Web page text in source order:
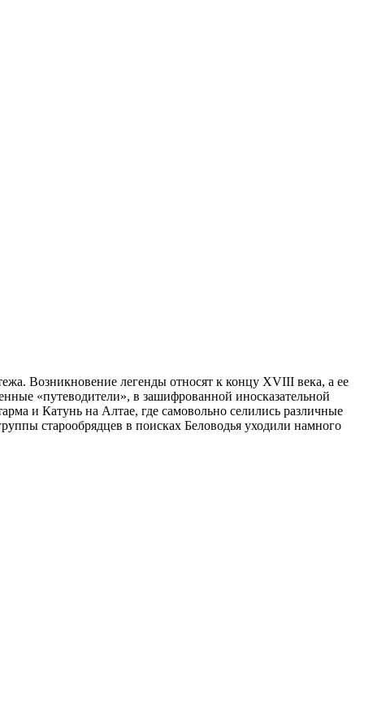
Возникновение легенды относят к концу XVIII века, а ее
«путеводители», в зашифрованной иносказательной
и Катунь на Алтае, где самовольно селились различные
старообрядцев в поисках Беловодья уходили намного